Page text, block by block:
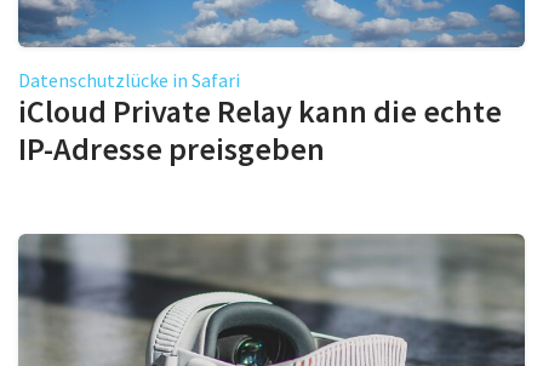
Datenschutzlücke in Safari
iCloud Private Relay kann die echte
IP-Adresse preisgeben